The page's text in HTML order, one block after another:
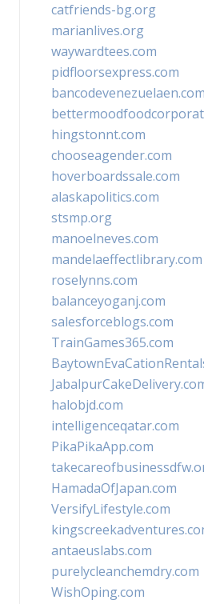
catfriends-bg.org
marianlives.org
waywardtees.com
pidfloorsexpress.com
bancodevenezuelaen.com
hingstonnt.com
chooseagender.com
hoverboardssale.com
alaskapolitics.com
stsmp.org
manoelneves.com
mandelaeffectlibrary.com
roselynns.com
balanceyoganj.com
salesforceblogs.com
TrainGames365.com
halobjd.com
intelligenceqatar.com
PikaPikaApp.com
HamadaOfJapan.com
VersifyLifestyle.com
antaeuslabs.com
purelycleanchemdry.com
WishOping.com